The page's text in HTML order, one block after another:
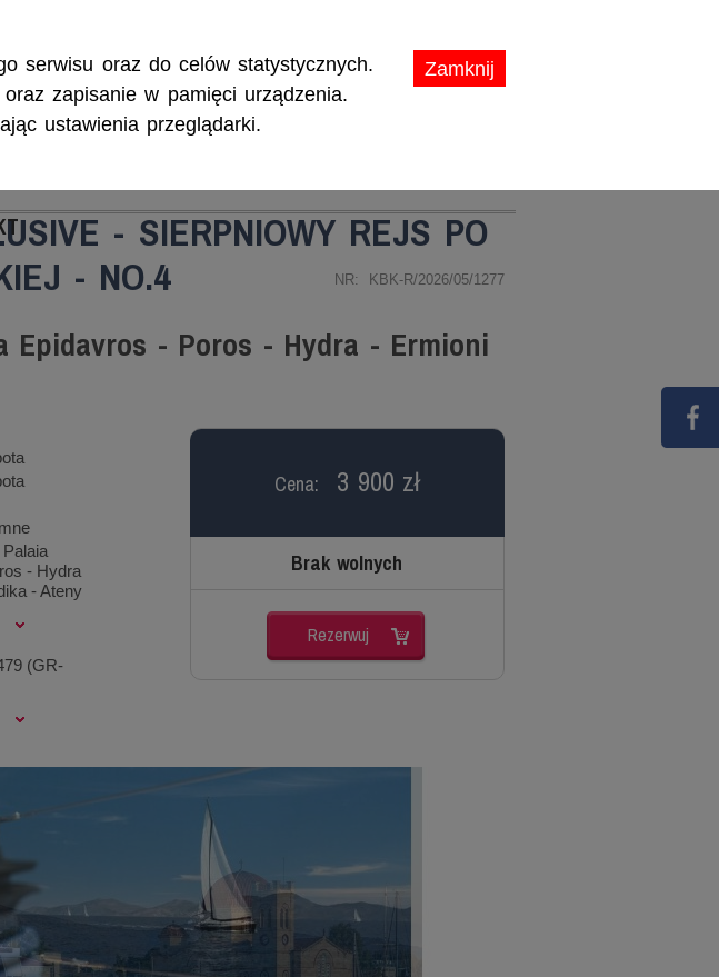
Zamknij
serwisu oraz do celów statystycznych.
zapisanie w pamięci urządzenia.
ustawienia przeglądarki.
żeglarskie, patenty i certyfikaty.
- SIERPNIOWY REJS PO
- NO.4
NR: KBK-R/2026/05/1277
Epidavros - Poros - Hydra - Ermioni
- Hydra
- Ateny
(GR-
Cena: 3 900 zł
Brak wolnych
Rezerwuj